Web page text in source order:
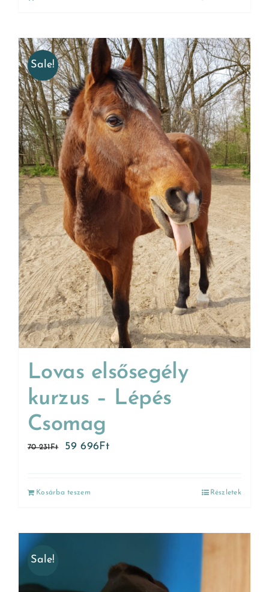
Sale!
Lovas elsősegély
kurzus – Lépés
Csomag
70 231Ft 59 696 Ft
Kosárba teszem Részletek
Sale!